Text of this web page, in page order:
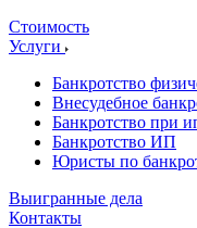
Стоимость
Услуги
Банкротство
Внесудебное
Банкротство при
Банкротство ИП
Юристы по
Выигранные дела
Контакты